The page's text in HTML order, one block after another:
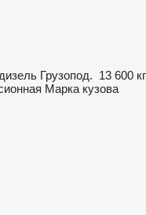
дизель Грузопод. 13 600 кг
Марка кузова